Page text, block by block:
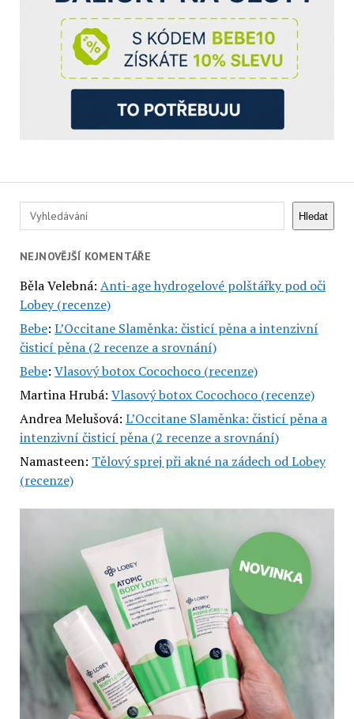
Hledat Hledat
NEJNOVĚJŠÍ KOMENTÁŘE
Běla Velebná: Anti-age hydrogelové polštářky pod oči
Lobey (recenze)
Bebe: L’Occitane Slaměnka: čisticí pěna a intenzivní
čisticí pěna (2 recenze a srovnání)
Bebe: Vlasový botox Cocochoco (recenze)
Martina Hrubá: Vlasový botox Cocochoco (recenze)
Andrea Melušová: L’Occitane Slaměnka: čisticí pěna a
intenzivní čisticí pěna (2 recenze a srovnání)
Namasteen: Tělový sprej při akné na zádech od Lobey
(recenze)